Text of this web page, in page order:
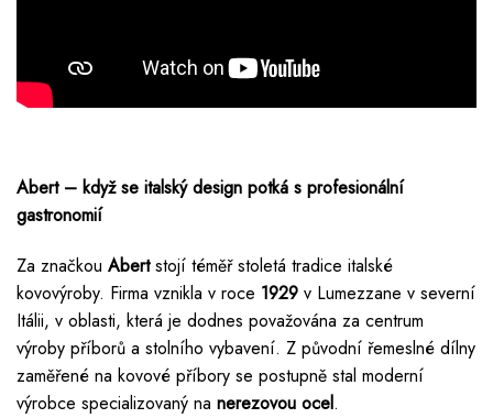
Abert – když se italský design potká s profesionální
gastronomií
Za značkou Abertstojí téměř stoletá tradice italské
kovovýroby. Firma vznikla v roce 1929 v Lumezzane v severní
Itálii, v oblasti, která je dodnes považována za centrum
výroby příborů a stolního vybavení. Z původní řemeslné dílny
zaměřené na kovové příbory se postupně stal moderní
výrobce specializovaný na nerezovou ocel.